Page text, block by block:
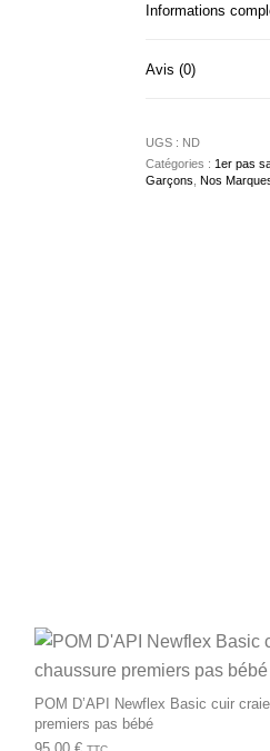
Informations
Avis (0)
UGS : ND
Catégories : 1er pas
Garçons Nos
POM D’API Newflex Basic cuir
premiers pas bébé